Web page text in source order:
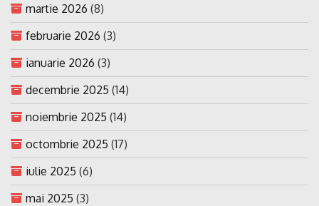
martie 2026 (8)
februarie 2026 (3)
ianuarie 2026 (3)
decembrie 2025 (14)
noiembrie 2025 (14)
octombrie 2025 (17)
iulie 2025 (6)
mai 2025 (3)